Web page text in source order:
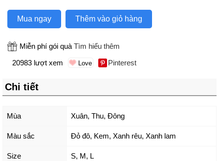
Mua ngay Thêm vào giỏ hàng
Miễn phí gói quà Tìm hiểu thêm
20983 lượt xem
Pinterest
Chi tiết
Mùa Xuân, Thu, Đông
Màu sắc Đỏ đô, Kem, Xanh rêu, Xanh lam
Size S, M, L